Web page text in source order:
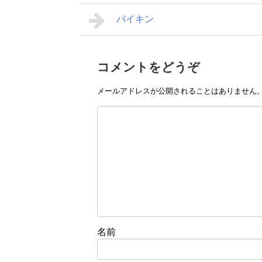
バイキン
コメントをどうぞ
メールアドレスが公開されることはありません
名前